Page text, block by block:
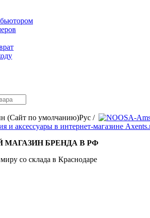
Рус /
БРЕНДА В РФ
со склада в Краснодаре